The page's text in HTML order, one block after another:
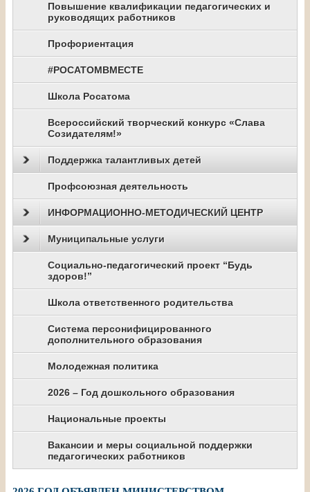
Повышение квалификации педагогических и
руководящих работников
Профориентация
#РОСАТОМВМЕСТЕ
Школа Росатома
Всероссийский творческий конкурс «Слава
Созидателям!»
Поддержка талантливых детей
Профсоюзная деятельность
ИНФОРМАЦИОННО-МЕТОДИЧЕСКИЙ ЦЕНТР
Муниципальные услуги
Социально-педагогический проект “Будь
здоров!”
Школа ответственного родительства
Система персонифицированного
дополнительного образования
Молодежная политика
2026 – Год дошкольного образования
Национальные проекты
Вакансии и меры социальной поддержки
педагогических работников